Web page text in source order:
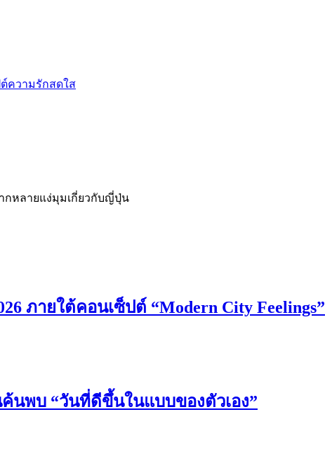
กหลายแง่มุมเกี่ยวกับญี่ปุ่น
ภายใต้คอนเซ็ปต์ “Modern City Feelings”
นพบ “วันที่ดีขึ้นในแบบของตัวเอง”